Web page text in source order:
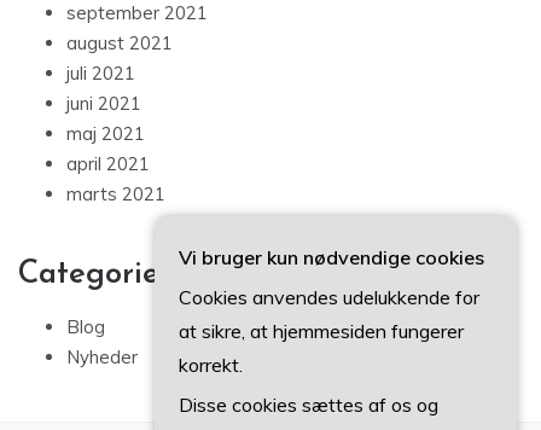
september 2021
august 2021
juli 2021
juni 2021
maj 2021
april 2021
marts 2021
Categories
Blog
Nyheder
Vi bruger kun nødvendige cookies
Cookies anvendes udelukkende for
at sikre, at hjemmesiden fungerer
korrekt.
Disse cookies sættes af os og